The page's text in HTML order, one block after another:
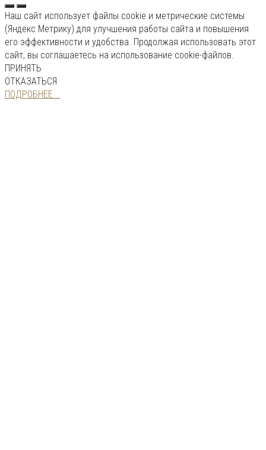
Наш сайт использует файлы cookie и метрические системы
(Яндекс Метрику) для улучшения работы сайта и повышения
его эффективности и удобства. Продолжая использовать этот
сайт, вы соглашаетесь на использование cookie-файлов.
ПРИНЯТЬ
ОТКАЗАТЬСЯ
ПОДРОБНЕЕ...